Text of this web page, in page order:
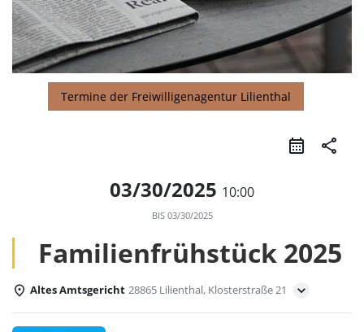
Termine der Freiwilligenagentur Lilienthal
share
03/30/2025 10:00
BIS 03/30/2025
Familienfrühstück 2025
Altes Amtsgericht 28865 Lilienthal, Klosterstraße 21